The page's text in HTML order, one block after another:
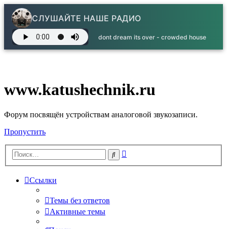
СЛУШАЙТЕ НАШЕ РАДИО
dont dream its over - crowded house
www.katushechnik.ru
Форум посвящён устройствам аналоговой звукозаписи.
Пропустить
Поиск
Ссылки
Темы без ответов
Активные темы